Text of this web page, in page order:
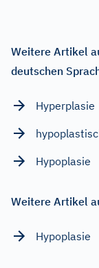
Weitere Artikel
deutschen
Hyperplasie
Hypoplasie
Weitere Artikel
Hypoplasie